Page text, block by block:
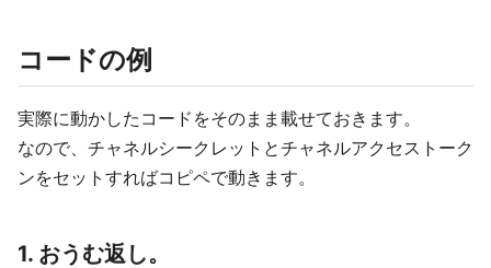
コードの例
実際に動かしたコードをそのまま載せておきます。
なので、チャネルシークレットとチャネルアクセストーク
ンをセットすればコピペで動きます。
1. おうむ返し。